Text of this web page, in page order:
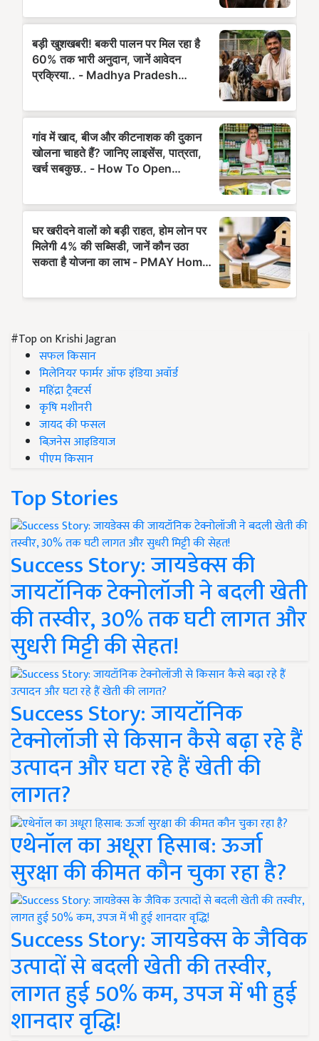
#Top on Krishi Jagran
सफल किसान
मिलेनियर फार्मर ऑफ इंडिया अवॉर्ड
महिंद्रा ट्रैक्टर्स
कृषि मशीनरी
जायद की फसल
बिज़नेस आइडियाज
पीएम किसान
Top Stories
Success Story: जायडेक्स की
जायटॉनिक टेक्नोलॉजी ने बदली खेती
की तस्वीर, 30% तक घटी लागत और
सुधरी मिट्टी की सेहत!
Success Story: जायटॉनिक
टेक्नोलॉजी से किसान कैसे बढ़ा रहे हैं
उत्पादन और घटा रहे हैं खेती की
लागत?
एथेनॉल का अधूरा हिसाब: ऊर्जा
सुरक्षा की कीमत कौन चुका रहा है?
Success Story: जायडेक्स के जैविक
उत्पादों से बदली खेती की तस्वीर,
लागत हुई 50% कम, उपज में भी हुई
शानदार वृद्धि!